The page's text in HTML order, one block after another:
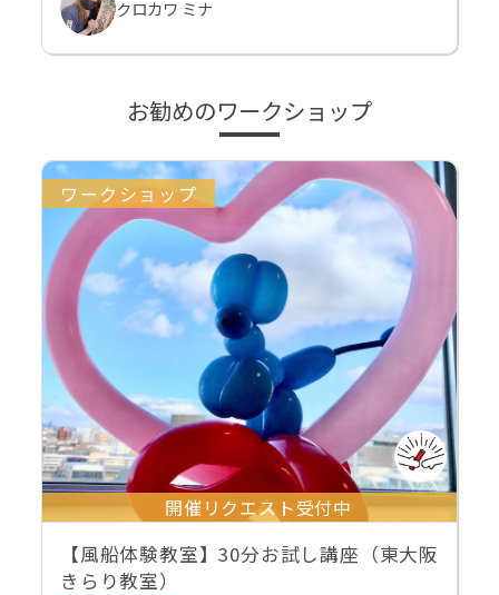
クロカワ ミナ
お勧めのワークショップ
ワークショップ
開催リクエスト受付中
【風船体験教室】30分お試し講座（東大阪
きらり教室）